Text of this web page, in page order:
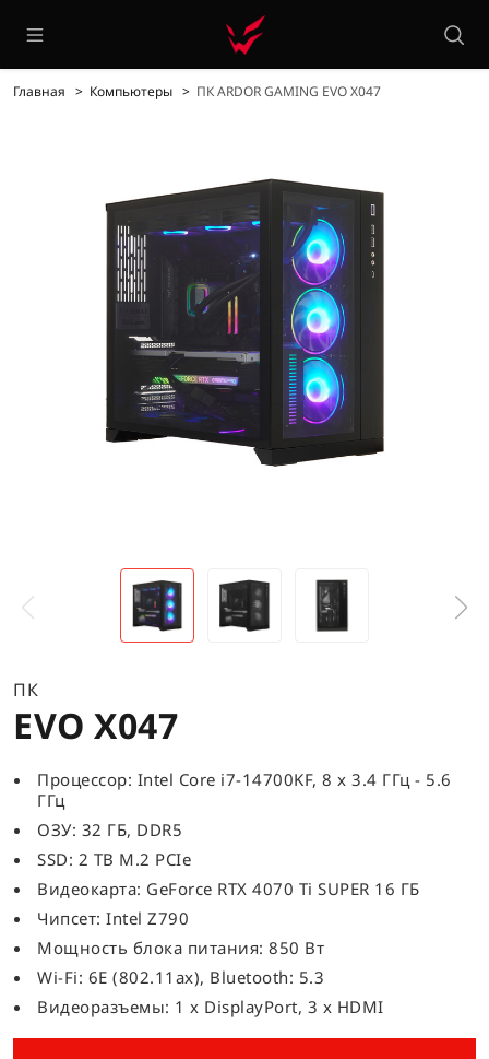
Главная Компьютеры ПК ARDOR GAMING EVO X047
ПК
EVO X047
Процессор: Intel Core i7-14700KF, 8 x 3.4 ГГц - 5.6
ГГц
ОЗУ: 32 ГБ, DDR5
SSD: 2 TB M.2 PCIe
Видеокарта: GeForce RTX 4070 Ti SUPER 16 ГБ
Чипсет: Intel Z790
Мощность блока питания: 850 Вт
Wi-Fi: 6E (802.11ax), Bluetooth: 5.3
Видеоразъемы: 1 x DisplayPort, 3 x HDMI